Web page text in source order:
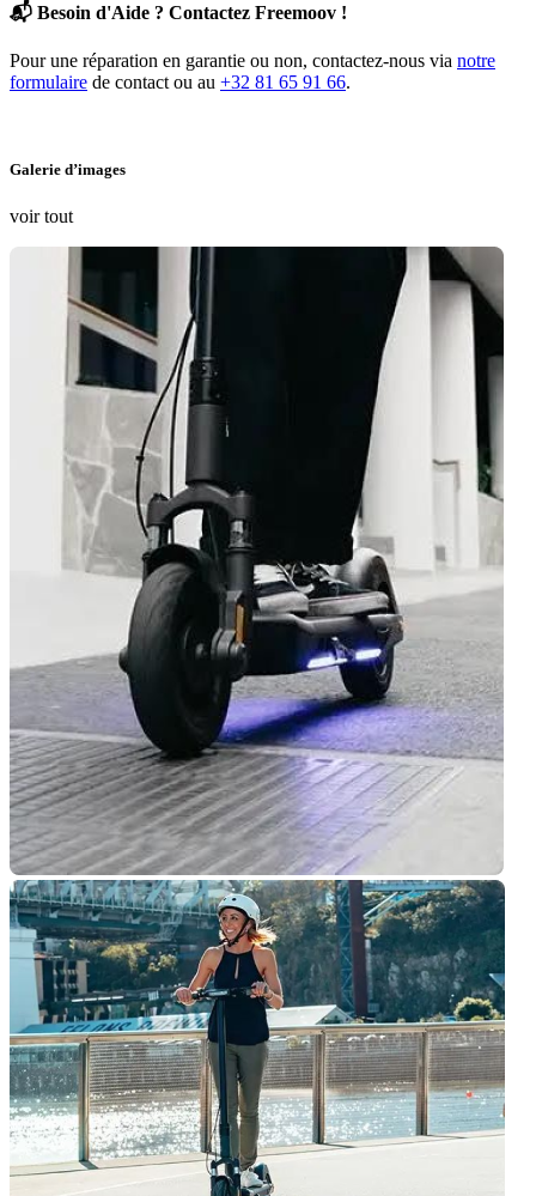
📬 Besoin d'Aide ? Contactez Freemoov !
Pour une réparation en garantie ou non, contactez-nous via notre
formulaire de contact ou au +32 81 65 91 66.
Galerie d’images
voir tout